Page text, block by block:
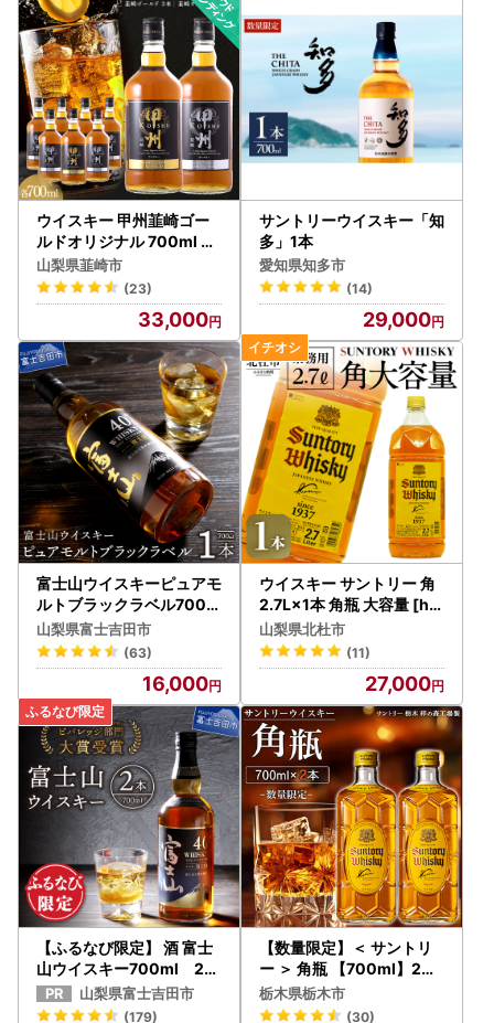
ウイスキー 甲州韮崎ゴー
ルドオリジナル 700ml 9
本
山梨県韮崎市
(23)
33,000
サントリーウイスキー「知
多」1本
愛知県知多市
(14)
29,000
富士山ウイスキーピュアモ
ルトブラックラベル700m
l山梨県富士吉田市
(63)
16,000
ウイスキー サントリー 角
2.7L×1本 角瓶 大容量 [h1
69]
山梨県北杜市
(11)
27,000
【ふるなび限定】 酒 富士
山ウイスキー700ml 2本
セット ハイボール FN-Lim
ited-SP
山梨県富士吉田市
(179)
【数量限定】＜ サントリ
ー ＞ 角瓶 【700ml】2本
｜角瓶 お酒 さけ ウイスキ
ー 人気 おすすめ ギフト ハ
栃木県栃木市
(30)